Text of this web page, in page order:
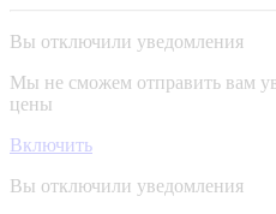
Вы отключили уведомления
Мы не сможем отправить вам
цены
Включить
Вы отключили уведомления